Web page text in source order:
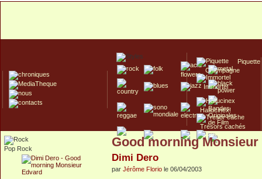
Piquette
Champagne
Immortel
Hallucinex!
Trésors cachés
Culte/Collector
Pop Rock
Good morning Monsieur
Dimi Dero
par Jérôme Florio le 06/04/2003